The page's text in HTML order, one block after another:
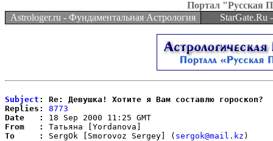
Портал "Русская
Astrologer.ru - Фундаментальная Астрология
StarGate.Ru
Subject : Re: Девушка! Хотите я Вам составлю гороскоп?
Replies:
8773
Date   :
From   :
To     :
SergOk [Smorovoz Sergey] ( sergok@mail.kz